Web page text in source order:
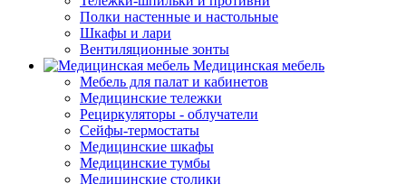
Полки настенные и настольные
Шкафы и лари
Вентиляционные зонты
Медицинская мебель
Мебель для палат и кабинетов
Медицинские тележки
Рециркуляторы - облучатели
Сейфы-термостаты
Медицинские шкафы
Медицинские тумбы
Медицинские столики